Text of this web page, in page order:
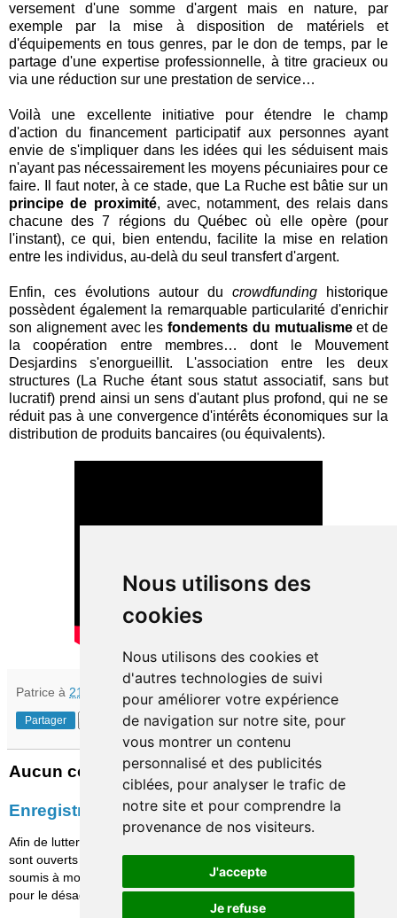
Nous utilisons des
cookies
Nous utilisons des cookies et
d'autres technologies de suivi
pour améliorer votre expérience
de navigation sur notre site, pour
vous montrer un contenu
personnalisé et des publicités
ciblées, pour analyser le trafic de
notre site et pour comprendre la
provenance de nos visiteurs.
J'accepte
Je refuse
versement d'une somme d'argent mais en nature, par
exemple par la mise à disposition de matériels et
d'équipements en tous genres, par le don de temps, par le
partage d'une expertise professionnelle, à titre gracieux ou
via une réduction sur une prestation de service…
Voilà une excellente initiative pour étendre le champ
d'action du financement participatif aux personnes ayant
envie de s'impliquer dans les idées qui les séduisent mais
n'ayant pas nécessairement les moyens pécuniaires pour ce
faire. Il faut noter, à ce stade, que La Ruche est bâtie sur un
principe de proximité, avec, notamment, des relais dans
chacune des 7 régions du Québec où elle opère (pour
l'instant), ce qui, bien entendu, facilite la mise en relation
entre les individus, au-delà du seul transfert d'argent.
Enfin, ces évolutions autour du crowdfunding historique
possèdent également la remarquable particularité d'enrichir
son alignement avec les fondements du mutualismeet de
la coopération entre membres… dont le Mouvement
Desjardins s'enorgueillit. L'association entre les deux
structures (La Ruche étant sous statut associatif, sans but
lucratif) prend ainsi un sens d'autant plus profond, qui ne se
réduit pas à une convergence d'intérêts économiques sur la
distribution de produits bancaires (ou équivalents).
Patrice à 21:30
Partager
Aucun commentaire:
Enregistrer un commentaire
Afin de lutter contre le spam, les commentaires ne
sont ouverts qu'aux personnes identifiées et sont
soumis à modération (je suis sincèrement désolé
pour le désagrément causé…)